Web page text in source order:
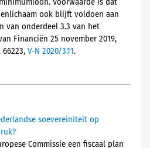
Voorwaarde is dat
ook blijft voldoen aan
van onderdeel 3.3 van het
Financiën 25 november 2019,
66223, V-N 2020/3.11.
soevereiniteit op
Commissie een fiscaal plan